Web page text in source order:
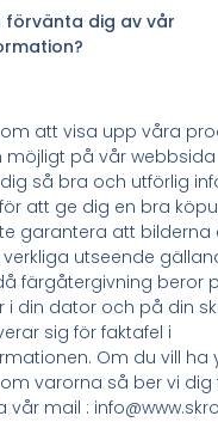
förvänta dig av vår
att visa upp våra
möjligt på vår
så bra och utförlig
att ge dig en bra
garantera att bilderna
utseende
färgåtergivning beror
i din dator och på din
sig för faktafel i
Om du vill ha
varorna så ber vi dig
vår mail :